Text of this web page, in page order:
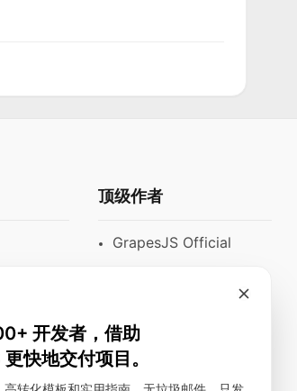
顶级作者
GrapesJS Official
Blocomposer
Silex
开发者，借助
快地交付项目。